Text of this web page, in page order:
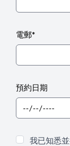
電郵*
預約日期
我已知悉